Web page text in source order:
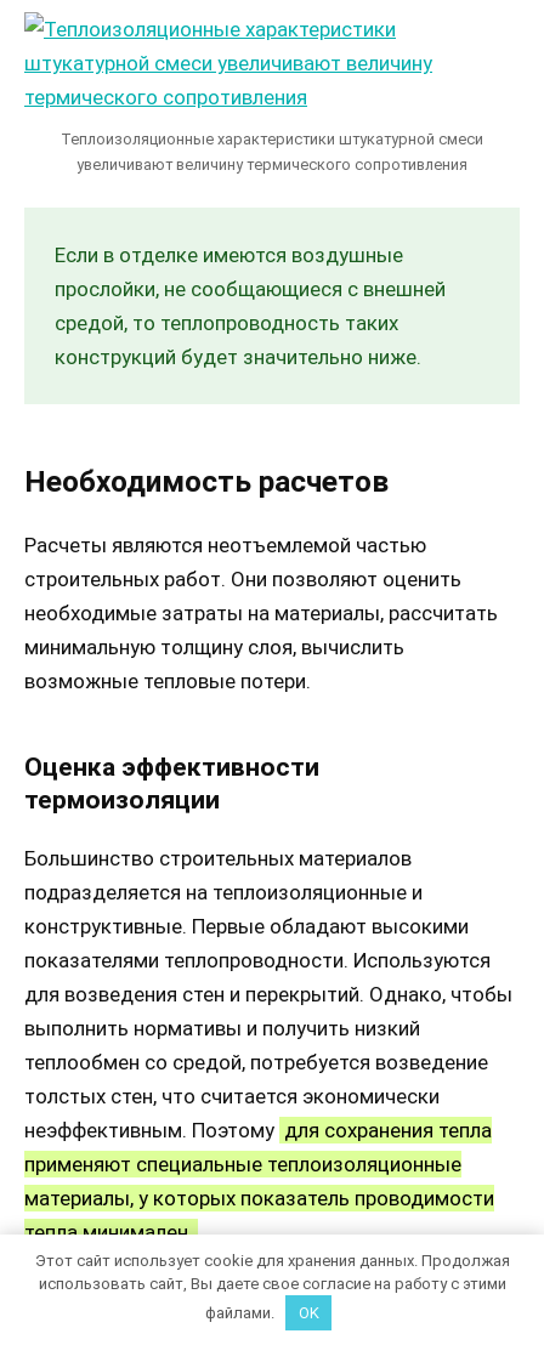
Теплоизоляционные характеристики штукатурной смеси
увеличивают величину термического сопротивления
Если в отделке имеются воздушные
прослойки, не сообщающиеся с внешней
средой, то теплопроводность таких
конструкций будет значительно ниже.
Необходимость расчетов
Расчеты являются неотъемлемой частью
строительных работ. Они позволяют оценить
необходимые затраты на материалы, рассчитать
минимальную толщину слоя, вычислить
возможные тепловые потери.
Оценка эффективности
термоизоляции
Большинство строительных материалов
подразделяется на теплоизоляционные и
конструктивные. Первые обладают высокими
показателями теплопроводности. Используются
для возведения стен и перекрытий. Однако, чтобы
выполнить нормативы и получить низкий
теплообмен со средой, потребуется возведение
толстых стен, что считается экономически
неэффективным. Поэтому для сохранения тепла
применяют специальные теплоизоляционные
материалы, у которых показатель проводимости
тепла минимален.
Оценка эффективности термоизоляции
необходима для расчета потребности стен в
Этот сайт использует cookie для хранения данных. Продолжая
использовать сайт, Вы даете свое согласие на работу с этими
файлами.
OK